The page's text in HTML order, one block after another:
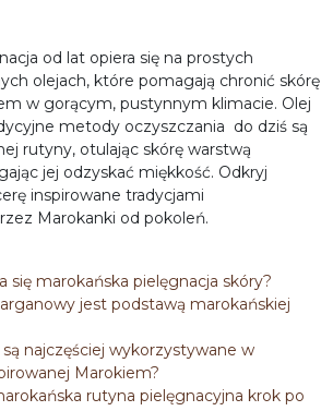
od lat opiera się na prostych
olejach, które pomagają chronić skórę
w gorącym, pustynnym klimacie. Olej
metody oczyszczania do dziś są
rutyny, otulając skórę warstwą
jej odzyskać miękkość. Odkryj
inspirowane tradycjami
Marokanki od pokoleń.
się marokańska pielęgnacja skóry?
jest podstawą marokańskiej
są najczęściej wykorzystywane w
Marokiem?
rutyna pielęgnacyjna krok po